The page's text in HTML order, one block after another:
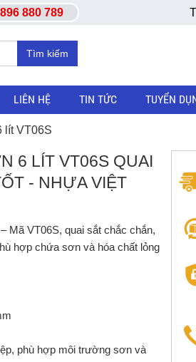
880 789
Tìm kiếm
LIÊN HỆ TIN TỨC TUYỂN
lít VT06S
6 LÍT VT06S QUAI
- NHỰA VIỆT
Mã VT06S, quai sắt chắc chắn,
hợp chứa sơn và hóa chất lỏng
phù hợp môi trường sơn và